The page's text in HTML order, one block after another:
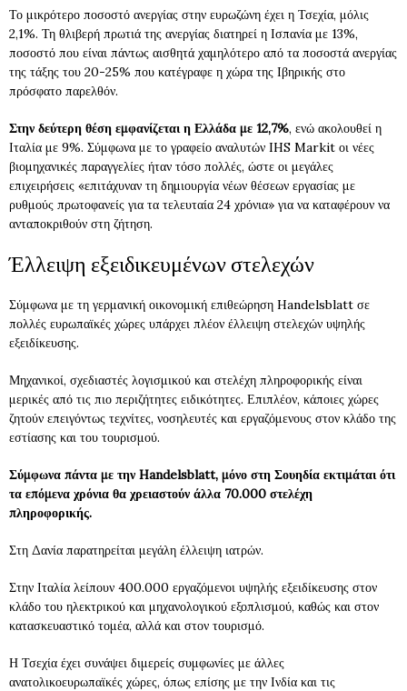
Το μικρότερο ποσοστό ανεργίας στην ευρωζώνη έχει η Τσεχία, μόλις
2,1%. Τη θλιβερή πρωτιά της ανεργίας διατηρεί η Ισπανία με 13%,
ποσοστό που είναι πάντως αισθητά χαμηλότερο από τα ποσοστά ανεργίας
της τάξης του 20-25% που κατέγραφε η χώρα της Ιβηρικής στο
πρόσφατο παρελθόν.
Στην δεύτερη θέση εμφανίζεται η Ελλάδα με 12,7%, ενώ ακολουθεί η
Ιταλία με 9%. Σύμφωνα με το γραφείο αναλυτών IHS Markit οι νέες
βιομηχανικές παραγγελίες ήταν τόσο πολλές, ώστε οι μεγάλες
επιχειρήσεις «επιτάχυναν τη δημιουργία νέων θέσεων εργασίας με
ρυθμούς πρωτοφανείς για τα τελευταία 24 χρόνια» για να καταφέρουν να
ανταποκριθούν στη ζήτηση.
Έλλειψη εξειδικευμένων στελεχών
Σύμφωνα με τη γερμανική οικονομική επιθεώρηση Handelsblatt σε
πολλές ευρωπαϊκές χώρες υπάρχει πλέον έλλειψη στελεχών υψηλής
εξειδίκευσης.
Μηχανικοί, σχεδιαστές λογισμικού και στελέχη πληροφορικής είναι
μερικές από τις πιο περιζήτητες ειδικότητες. Επιπλέον, κάποιες χώρες
ζητούν επειγόντως τεχνίτες, νοσηλευτές και εργαζόμενους στον κλάδο της
εστίασης και του τουρισμού.
Σύμφωνα πάντα με την Handelsblatt, μόνο στη Σουηδία εκτιμάται ότι
τα επόμενα χρόνια θα χρειαστούν άλλα 70.000 στελέχη
πληροφορικής.
Στη Δανία παρατηρείται μεγάλη έλλειψη ιατρών.
Στην Ιταλία λείπουν 400.000 εργαζόμενοι υψηλής εξειδίκευσης στον
κλάδο του ηλεκτρικού και μηχανολογικού εξοπλισμού, καθώς και στον
κατασκευαστικό τομέα, αλλά και στον τουρισμό.
Η Τσεχία έχει συνάψει διμερείς συμφωνίες με άλλες
ανατολικοευρωπαϊκές χώρες, όπως επίσης με την Ινδία και τις